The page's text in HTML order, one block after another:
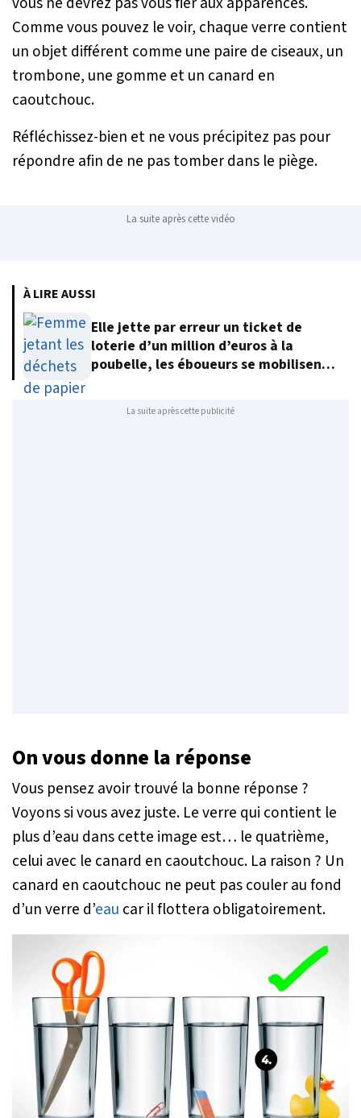
Comme vous pouvez le voir, chaque verre contient
un objet différent comme une paire de ciseaux, un
trombone, une gomme et un canard en
caoutchouc.
Réfléchissez-bien et ne vous précipitez pas pour
répondre afin de ne pas tomber dans le piège.
La suite après cette vidéo
À LIRE AUSSI
Elle jette par erreur un ticket de
loterie d’un million d’euros à la
poubelle, les éboueurs se mobilisent
La suite après cette publicité
On vous donne la réponse
Vous pensez avoir trouvé la bonne réponse ?
Voyons si vous avez juste. Le verre qui contient le
plus d’eau dans cette image est… le quatrième,
celui avec le canard en caoutchouc. La raison ? Un
canard en caoutchouc ne peut pas couler au fond
d’un verre d’eau car il flottera obligatoirement.